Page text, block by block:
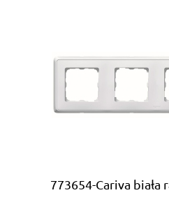
773654-Cariva biała